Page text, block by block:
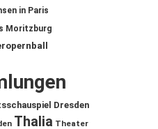
in Paris
Moritzburg
Dresden
Thalia Theater